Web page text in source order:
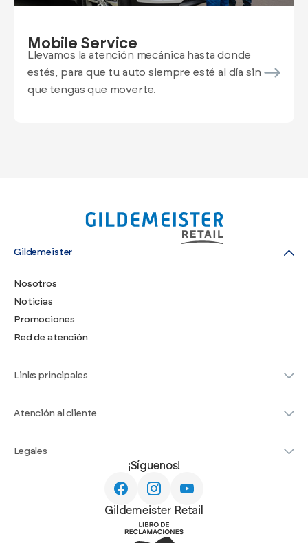
Mobile Service
Llevamos la atención mecánica hasta donde
estés, para que tu auto siempre esté al día sin
que tengas que moverte.
Gildemeister
Nosotros
Noticias
Promociones
Red de atención
Links principales
Atención al cliente
Legales
¡Síguenos!
Gildemeister Retail